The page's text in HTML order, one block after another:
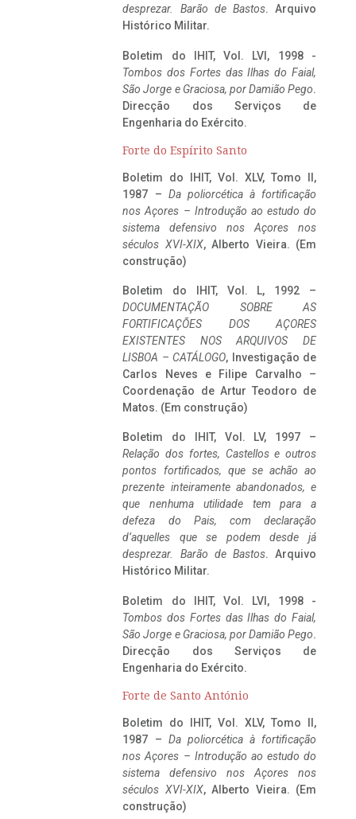
desprezar. Barão de Bastos. Arquivo
Histórico Militar.
Boletim do IHIT, Vol. LVI, 1998 -
Tombos dos Fortes das Ilhas do Faial,
São Jorge e Graciosa, por Damião Pego.
Direcção dos Serviços de
Engenharia do Exército.
Forte do Espírito Santo
Boletim do IHIT, Vol. XLV, Tomo II,
1987 – Da poliorcética à fortificação
nos Açores – Introdução ao estudo do
sistema defensivo nos Açores nos
séculos XVI-XIX, Alberto Vieira. (Em
construção)
Boletim do IHIT, Vol. L, 1992 –
DOCUMENTAÇÃO SOBRE AS
FORTIFICAÇÕES DOS AÇORES
EXISTENTES NOS ARQUIVOS DE
LISBOA – CATÁLOGO, Investigação de
Carlos Neves e Filipe Carvalho –
Coordenação de Artur Teodoro de
Matos. (Em construção)
Boletim do IHIT, Vol. LV, 1997 –
Relação dos fortes, Castellos e outros
pontos fortificados, que se achão ao
prezente inteiramente abandonados, e
que nenhuma utilidade tem para a
defeza do Pais, com declaração
d’aquelles que se podem desde já
desprezar. Barão de Bastos. Arquivo
Histórico Militar.
Boletim do IHIT, Vol. LVI, 1998 -
Tombos dos Fortes das Ilhas do Faial,
São Jorge e Graciosa, por Damião Pego.
Direcção dos Serviços de
Engenharia do Exército.
Forte de Santo António
Boletim do IHIT, Vol. XLV, Tomo II,
1987 – Da poliorcética à fortificação
nos Açores – Introdução ao estudo do
sistema defensivo nos Açores nos
séculos XVI-XIX, Alberto Vieira. (Em
construção)